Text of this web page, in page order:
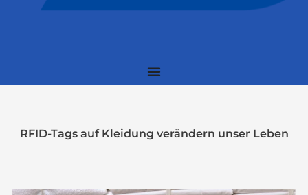
RFID-Tags auf Kleidung verändern unser Leben